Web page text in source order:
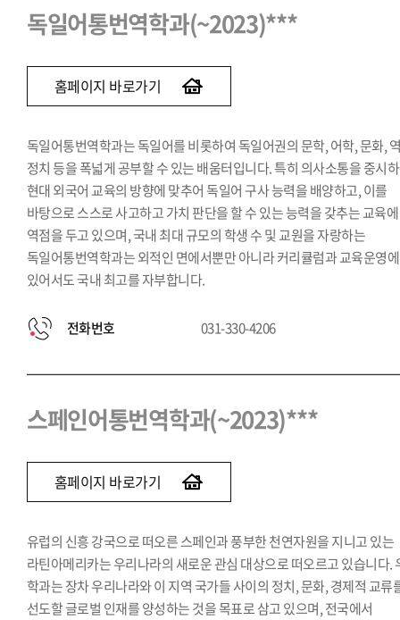
독일어통번역학과(~2023)***
홈페이지 바로가기
독일어통번역학과는 독일어를 비롯하여 독일어권의 문학, 어학, 문화,
정치 등을 폭넓게 공부할 수 있는 배움터입니다. 특히 의사소통을 중시
현대 외국어 교육의 방향에 맞추어 독일어 구사 능력을 배양하고, 이를
바탕으로 스스로 사고하고 가치 판단을 할 수 있는 능력을 갖추는 교육에
역점을 두고 있으며, 국내 최대 규모의 학생 수 및 교원을 자랑하는
독일어통번역학과는 외적인 면에서뿐만 아니라 커리큘럼과 교육운영에
있어서도 국내 최고를 자부합니다.
전화번호 031-330-4206
스페인어통번역학과(~2023)***
홈페이지 바로가기
유럽의 신흥 강국으로 떠오른 스페인과 풍부한 천연자원을 지니고 있는
라틴아메리카는 우리나라의 새로운 관심 대상으로 떠오르고 있습니다.
학과는 장차 우리나라와 이 지역 국가들 사이의 정치, 문화, 경제적 교류
선도할 글로벌 인재를 양성하는 것을 목표로 삼고 있으며, 전국에서